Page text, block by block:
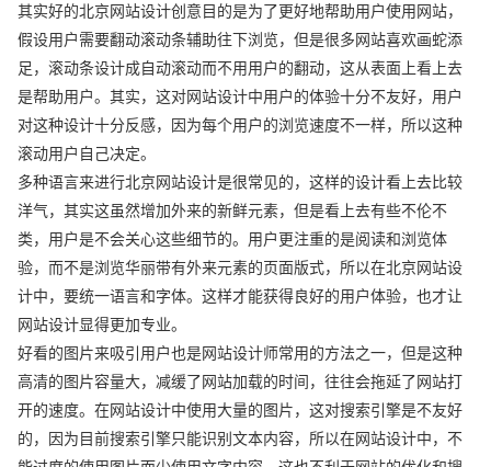
其实好的北京网站设计创意目的是为了更好地帮助用户使用网站，
假设用户需要翻动滚动条辅助往下浏览，但是很多网站喜欢画蛇添
足，滚动条设计成自动滚动而不用用户的翻动，这从表面上看上去
是帮助用户。其实，这对网站设计中用户的体验十分不友好，用户
对这种设计十分反感，因为每个用户的浏览速度不一样，所以这种
滚动用户自己决定。
多种语言来进行北京网站设计是很常见的，这样的设计看上去比较
洋气，其实这虽然增加外来的新鲜元素，但是看上去有些不伦不
类，用户是不会关心这些细节的。用户更注重的是阅读和浏览体
验，而不是浏览华丽带有外来元素的页面版式，所以在北京网站设
计中，要统一语言和字体。这样才能获得良好的用户体验，也才让
网站设计显得更加专业。
好看的图片来吸引用户也是网站设计师常用的方法之一，但是这种
高清的图片容量大，减缓了网站加载的时间，往往会拖延了网站打
开的速度。在网站设计中使用大量的图片，这对搜索引擎是不友好
的，因为目前搜索引擎只能识别文本内容，所以在网站设计中，不